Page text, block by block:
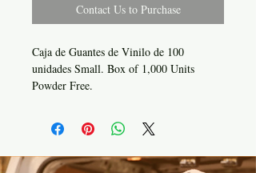
Contact Us to Purchase
Caja de Guantes de Vinilo de 100
unidades Small. Box of 1,000 Units
Powder Free.